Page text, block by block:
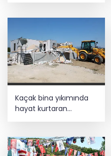
Kaçak bina yıkımında
hayat kurtaran